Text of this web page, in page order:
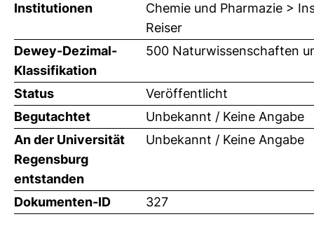
Institutionen
Chemie und Pharmazie >
Reiser
Dewey-Dezimal-
Klassifikation
500 Naturwissenschaften
Status
Veröffentlicht
Begutachtet
Unbekannt / Keine Angabe
An der Universität
Regensburg
entstanden
Unbekannt / Keine Angabe
Dokumenten-ID 327